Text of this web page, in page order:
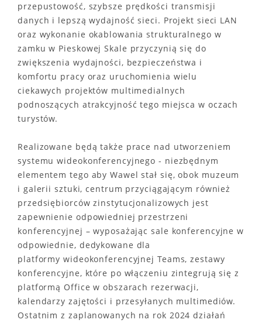
przepustowość, szybsze prędkości transmisji
danych i lepszą wydajność sieci. Projekt sieci LAN
oraz wykonanie okablowania strukturalnego w
zamku w Pieskowej Skale przyczynią się do
zwiększenia wydajności, bezpieczeństwa i
komfortu pracy oraz uruchomienia wielu
ciekawych projektów multimedialnych
podnoszących atrakcyjność tego miejsca w oczach
turystów.
Realizowane będą także prace nad utworzeniem
systemu wideokonferencyjnego - niezbędnym
elementem tego aby Wawel stał się, obok muzeum
i galerii sztuki, centrum przyciągającym również
przedsiębiorców zinstytucjonalizowych jest
zapewnienie odpowiedniej przestrzeni
konferencyjnej – wyposażając sale konferencyjne w
odpowiednie, dedykowane dla
platformy wideokonferencyjnej Teams, zestawy
konferencyjne, które po włączeniu zintegrują się z
platformą Office w obszarach rezerwacji,
kalendarzy zajętości i przesyłanych multimediów.
Ostatnim z zaplanowanych na rok 2024 działań